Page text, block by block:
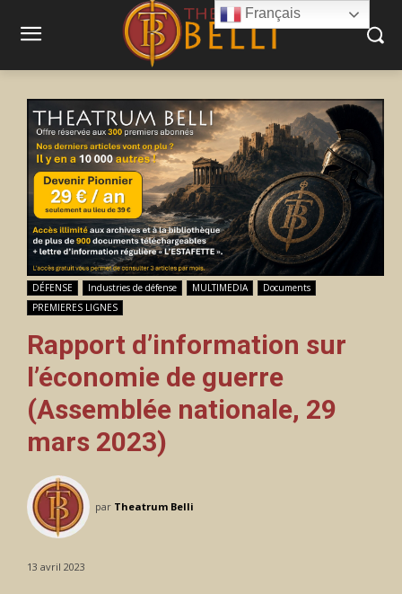
DÉFENSE Industries de défense MULTIMEDIA
Documents
PREMIERES LIGNES
Rapport d’information sur
l’économie de guerre
(Assemblée nationale, 29
mars 2023)
par Theatrum Belli
13 avril 2023
Français